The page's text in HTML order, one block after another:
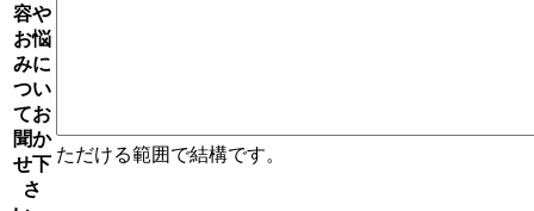
容や
お悩
みに
つい
てお
聞か
せ下
さ
ただける範囲で結構です。